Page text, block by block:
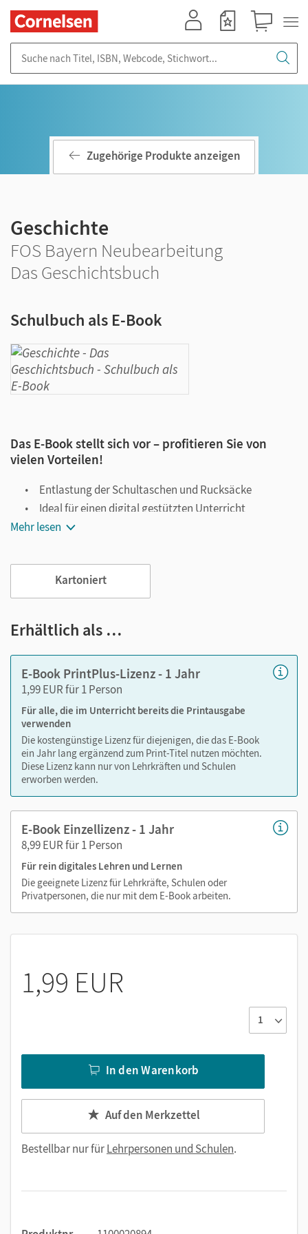
Zugehörige Produkte anzeigen
Geschichte
FOS Bayern Neubearbeitung
Das Geschichtsbuch
Schulbuch als E-Book
Das E-Book stellt sich vor – profitieren Sie von
vielen Vorteilen!
Entlastung der Schultaschen und Rucksäcke
Ideal für einen digital gestützten Unterricht
Notiz- und Markierungsmöglichkeit
Viele digitale Funktionen unterstützen das Lehren und
Lernen:
Notizen erstellen
Lesezeichen hinzufügen
Zoomen
Mehr lesen
Kartoniert
Erhältlich als …
E-Book PrintPlus-Lizenz - 1 Jahr
1,99 EUR für 1 Person
Für alle, die im Unterricht bereits die Printausgabe
verwenden
Die kostengünstige Lizenz für diejenigen, die das E-Book
ein Jahr lang ergänzend zum Print-Titel nutzen möchten.
Diese Lizenz kann nur von Lehrkräften und Schulen
erworben werden.
E-Book Einzellizenz - 1 Jahr
8,99 EUR für 1 Person
Für rein digitales Lehren und Lernen
Die geeignete Lizenz für Lehrkräfte, Schulen oder
Privatpersonen, die nur mit dem E-Book arbeiten.
1,99 EUR
In den Warenkorb
Auf den Merkzettel
Bestellbar nur fürLehrpersonen und Schulen.